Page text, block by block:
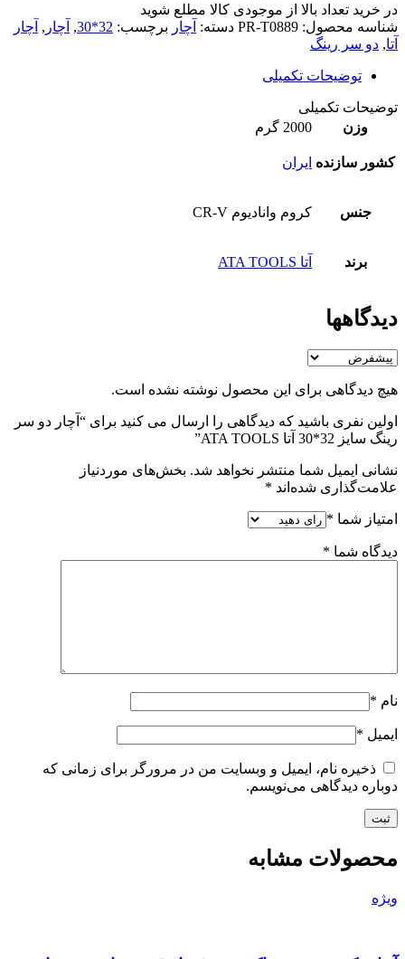
در خرید تعداد بالا از موجودی کالا مطلع شوید
شناسه محصول: PR-T0889 دسته: آچار برچسب: 32*30
, آچار , آچار
آتا, دو سر رینگ
توضیحات تکمیلی
توضیحات تکمیلی
وزن
2000 گرم
کشور سازنده ایران
جنس کروم وانادیوم CR-V
برند آتا ATA TOOLS
دیدگاهها
هیچ دیدگاهی برای این محصول نوشته نشده است.
اولین نفری باشید که دیدگاهی را ارسال می کنید برای “آچار دو سر
رینگ سایز 32*30 آتا ATA TOOLS”
نشانی ایمیل شما منتشر نخواهد شد. بخش‌های موردنیاز
علامت‌گذاری شده‌اند *
امتیاز شما *
دیدگاه شما *
نام *
ایمیل *
ذخیره نام، ایمیل و وبسایت من در مرورگر برای زمانی که
دوباره دیدگاهی می‌نویسم.
محصولات مشابه
ویژه